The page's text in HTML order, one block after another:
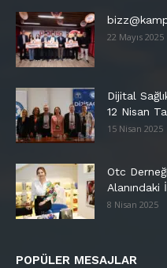
22 Mayıs 2025
Dijital
12 Nisan
15 Nisan 2025
Otc
Alanındaki
8 Nisan 2025
POPÜLER MESAJLAR